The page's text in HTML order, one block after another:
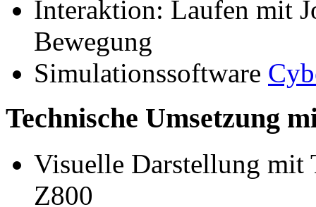
Interaktion: Laufen mit
Bewegung
Simulationssoftware
Technische Umsetzung
Visuelle Darstellung
Z800